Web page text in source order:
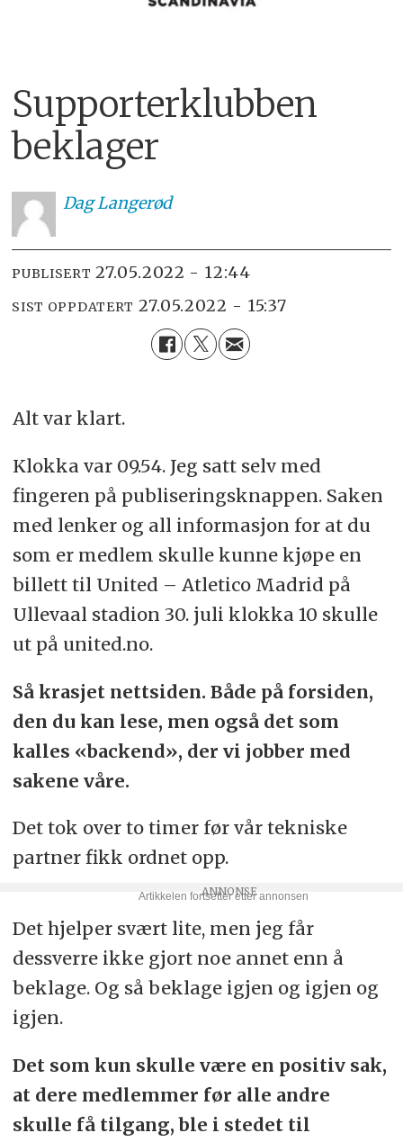
Supporterklubben
beklager
DagLangerød
PUBLISERT 27.05.2022 - 12:44
SIST OPPDATERT 27.05.2022 - 15:37
Alt var klart.
Klokka var 09.54. Jeg satt selv med
fingeren på publiseringsknappen. Saken
med lenker og all informasjon for at du
som er medlem skulle kunne kjøpe en
billett til United – Atletico Madrid på
Ullevaal stadion 30. juli klokka 10 skulle
ut på united.no.
Så krasjet nettsiden. Både på forsiden,
den du kan lese, men også det som
kalles «backend», der vi jobber med
sakene våre.
Det tok over to timer før vår tekniske
partner fikk ordnet opp.
Det hjelper svært lite, men jeg får
dessverre ikke gjort noe annet enn å
beklage. Og så beklage igjen og igjen og
igjen.
Det som kun skulle være en positiv sak,
at dere medlemmer før alle andre
skulle få tilgang, ble i stedet til